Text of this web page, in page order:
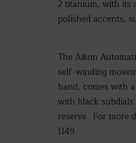
2 titanium, with its
polished accents,
The Aikon
self-winding
hand, comes with
with black
reserve. For more
1149.